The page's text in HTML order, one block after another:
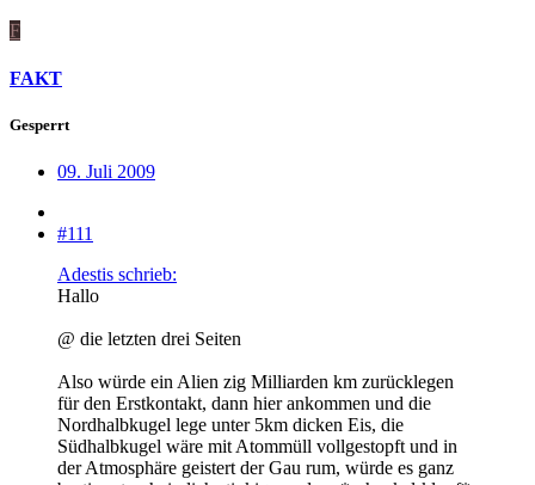
F
FAKT
Gesperrt
09. Juli 2009
#111
Adestis schrieb:
Hallo
@ die letzten drei Seiten
Also würde ein Alien zig Milliarden km zurücklegen
für den Erstkontakt, dann hier ankommen und die
Nordhalbkugel lege unter 5km dicken Eis, die
Südhalbkugel wäre mit Atommüll vollgestopft und in
der Atmosphäre geistert der Gau rum, würde es ganz